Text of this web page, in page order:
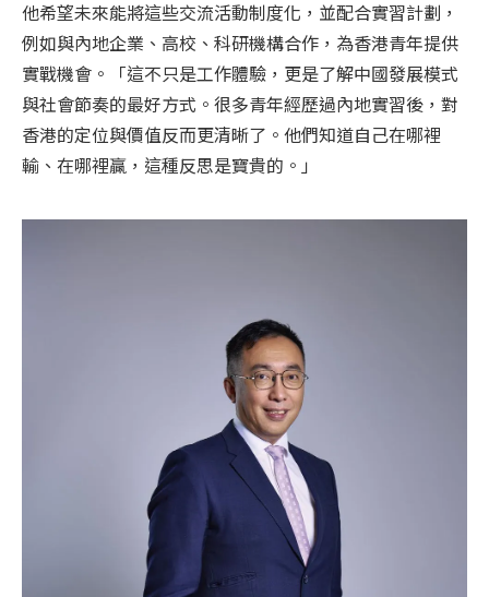
他希望未來能將這些交流活動制度化，並配合實習計劃，
例如與內地企業、高校、科研機構合作，為香港青年提供
實戰機會。「這不只是工作體驗，更是了解中國發展模式
與社會節奏的最好方式。很多青年經歷過內地實習後，對
香港的定位與價值反而更清晰了。他們知道自己在哪裡
輸、在哪裡贏，這種反思是寶貴的。」